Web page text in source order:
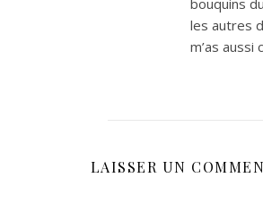
les autres
m’as aussi
LAISSER UN